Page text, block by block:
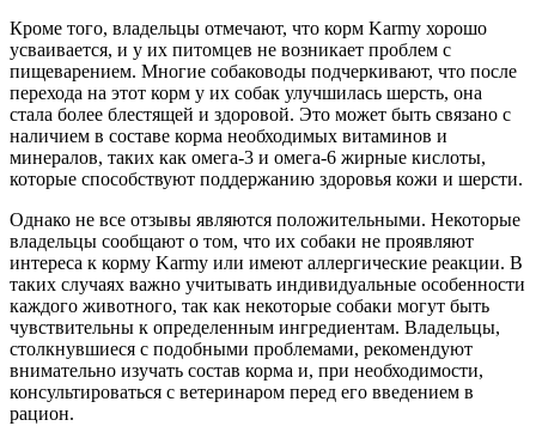
Кроме того, владельцы отмечают, что корм Karmy хорошо
усваивается, и у их питомцев не возникает проблем с
пищеварением. Многие собаководы подчеркивают, что после
перехода на этот корм у их собак улучшилась шерсть, она
стала более блестящей и здоровой. Это может быть связано с
наличием в составе корма необходимых витаминов и
минералов, таких как омега-3 и омега-6 жирные кислоты,
которые способствуют поддержанию здоровья кожи и шерсти.
Однако не все отзывы являются положительными. Некоторые
владельцы сообщают о том, что их собаки не проявляют
интереса к корму Karmy или имеют аллергические реакции. В
таких случаях важно учитывать индивидуальные особенности
каждого животного, так как некоторые собаки могут быть
чувствительны к определенным ингредиентам. Владельцы,
столкнувшиеся с подобными проблемами, рекомендуют
внимательно изучать состав корма и, при необходимости,
консультироваться с ветеринаром перед его введением в
рацион.